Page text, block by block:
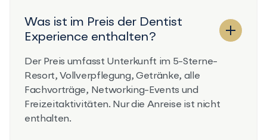
Was ist im Preis der Dentist
Experience enthalten?
Der Preis umfasst Unterkunft im 5-Sterne-
Resort, Vollverpflegung, Getränke, alle
Fachvorträge, Networking-Events und
Freizeitaktivitäten. Nur die Anreise ist nicht
enthalten.